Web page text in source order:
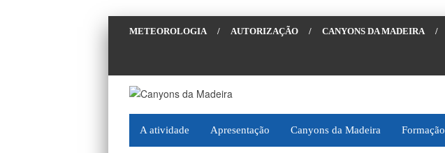
METEOROLOGIA / AUTORIZAÇÃO / CANYONS DA MADEIRA /
A atividade Apresentação Canyons da Madeira Formação